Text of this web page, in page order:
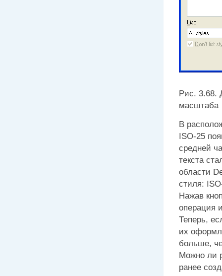
Рис. 3.68.
масштаба
В
ISO-25
средней
текста
области
стиля:
Нажав
операция
Теперь,
их
больше,
Можно ли
ранее